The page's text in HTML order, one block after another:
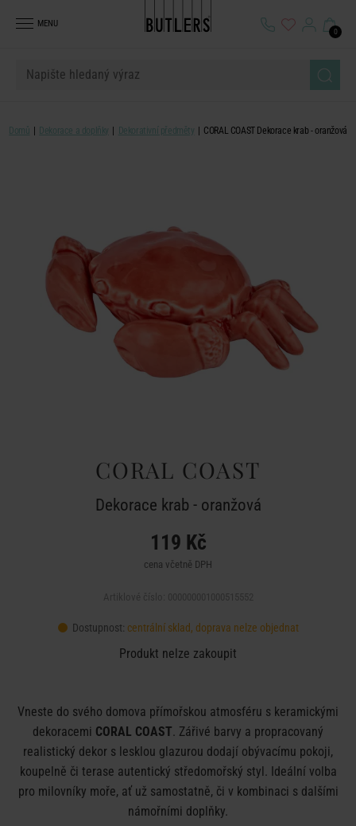
MENU
0
Domů Dekorace a doplňky Dekorativní předměty CORAL COAST Dekorace krab - oranžová
CORAL COAST
Dekorace krab - oranžová
119 Kč
cena včetně DPH
Dostupnost: centrální sklad, doprava nelze objednat
Produkt nelze zakoupit
Vneste do svého domova přímořskou atmosféru s keramickými
dekoracemi CORAL COAST. Zářivé barvy a propracovaný
realistický dekor s lesklou glazurou dodají obývacímu pokoji,
koupelně či terase autentický středomořský styl. Ideální volba
pro milovníky moře, ať už samostatně, či v kombinaci s dalšími
námořními doplňky.